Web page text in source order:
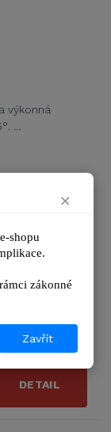
výkonná
…
mm
mm
°
DETAIL
×
shopu
zákonné
Zavřít